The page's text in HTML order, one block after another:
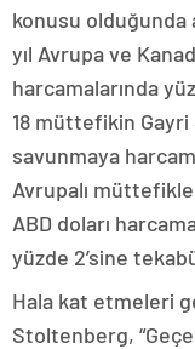
konusu olduğunda
yıl Avrupa ve
harcamalarında
18 müttefikin Gayri
savunmaya
Avrupalı
ABD doları
yüzde 2’sine
Hala kat etmeleri
Stoltenberg,